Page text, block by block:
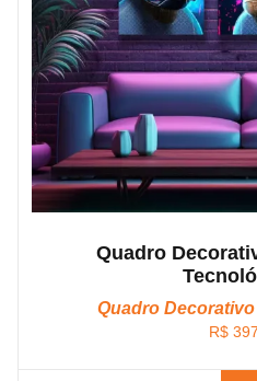
Quadro
Quadro
R$